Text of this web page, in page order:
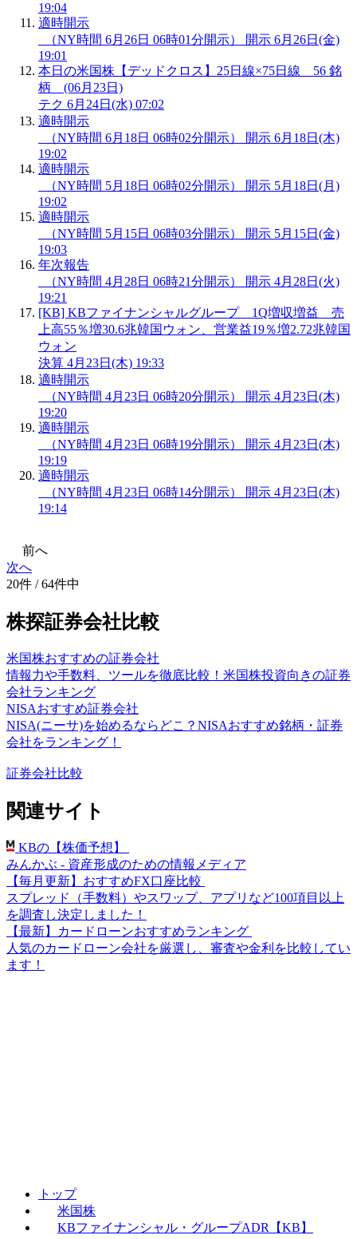
19:04
適時開示
（NY時間 6月26日 06時01分開示）
開示 6月26日(金)
19:01
本日の米国株【デッドクロス】25日線×75日線 56 銘
柄 (06月23日)
テク 6月24日(水) 07:02
適時開示
（NY時間 6月18日 06時02分開示）
開示 6月18日(木)
19:02
適時開示
（NY時間 5月18日 06時02分開示）
開示 5月18日(月)
19:02
適時開示
（NY時間 5月15日 06時03分開示）
開示 5月15日(金)
19:03
年次報告
（NY時間 4月28日 06時21分開示）
開示 4月28日(火)
19:21
[KB] KBファイナンシャルグループ 1Q増収増益 売
上高55％増30.6兆韓国ウォン、営業益19％増2.72兆韓国
ウォン
決算 4月23日(木) 19:33
適時開示
（NY時間 4月23日 06時20分開示）
開示 4月23日(木)
19:20
適時開示
（NY時間 4月23日 06時19分開示）
開示 4月23日(木)
19:19
適時開示
（NY時間 4月23日 06時14分開示）
開示 4月23日(木)
19:14
前へ
次へ
20件 / 64件中
株探証券会社比較
米国株おすすめの証券会社
情報力や手数料、ツールを徹底比較！米国株投資向きの証券
会社ランキング
NISAおすすめ証券会社
NISA(ニーサ)を始めるならどこ？NISAおすすめ銘柄・証券
会社をランキング！
証券会社比較
関連サイト
KBの【株価予想】
みんかぶ - 資産形成のための情報メディア
【毎月更新】おすすめFX口座比較
スプレッド（手数料）やスワップ、アプリなど100項目以上
を調査し決定しました！
【最新】カードローンおすすめランキング
人気のカードローン会社を厳選し、審査や金利を比較してい
ます！
トップ
米国株
KBファイナンシャル・グループADR【KB】